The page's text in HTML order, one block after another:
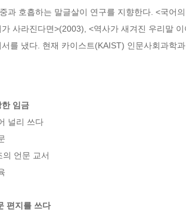
과 호흡하는 말글살이 연구를 지향한다. <국어
사라진다면>(2003), <역사가 새겨진 우리말
를 냈다. 현재 카이스트(KAIST) 인문사회과학
임금
널리 쓰다
의 언문 교서
편지를 쓰다